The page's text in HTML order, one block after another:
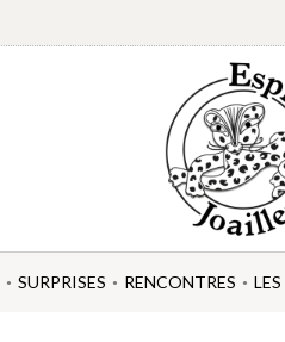
SURPRISES RENCONTRES